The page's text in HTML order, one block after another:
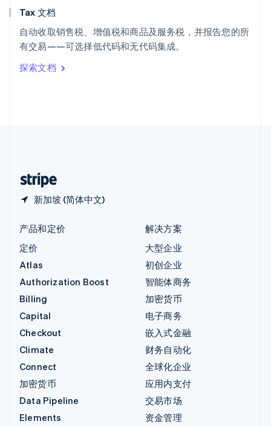
Tax 文档
自动收取销售税、增值税和商品及服务税，并报告您的所
有交易——可选择低代码和无代码集成。
探索文档
新加坡 (简体中文)
匈牙利
意大利
ItalianoEnglish
印度
English
产品和定价
定价
Atlas
Authorization Boost
Billing
Capital
Checkout
Climate
Connect
加密货币
Data Pipeline
Elements
解决方案
大型企业
初创企业
智能体商务
加密货币
电子商务
嵌入式金融
财务自动化
全球化企业
应用内支付
交易市场
资金管理